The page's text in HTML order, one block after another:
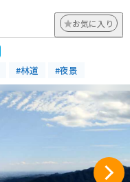
お気に入り
#林道 #夜景